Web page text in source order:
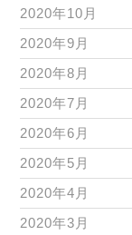
2020年10月
2020年9月
2020年8月
2020年7月
2020年6月
2020年5月
2020年4月
2020年3月